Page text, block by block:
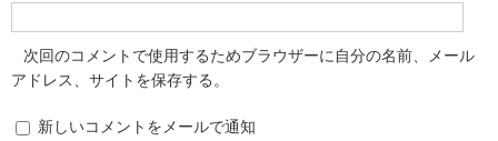
次回のコメントで使用するためブラウザーに自分の名前、メール
アドレス、サイトを保存する。
新しいコメントをメールで通知